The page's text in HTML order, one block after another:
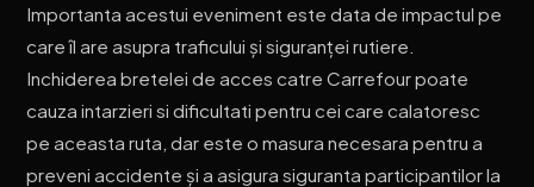
Importanta acestui eveniment este data de impactul pe
care îl are asupra traficului și siguranței rutiere.
Inchiderea bretelei de acces catre Carrefour poate
cauza intarzieri si dificultati pentru cei care calatoresc
pe aceasta ruta, dar este o masura necesara pentru a
preveni accidente și a asigura siguranta participantilor la